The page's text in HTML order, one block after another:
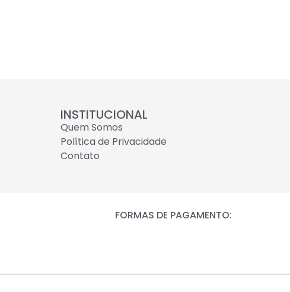
INSTITUCIONAL
Quem Somos
Política de Privacidade
Contato
FORMAS DE PAGAMENTO: